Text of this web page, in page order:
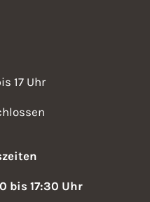
17 Uhr
bis 17:30 Uhr